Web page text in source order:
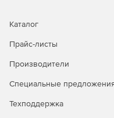
Каталог
Прайс-листы
Производители
Специальные
Техподдержка